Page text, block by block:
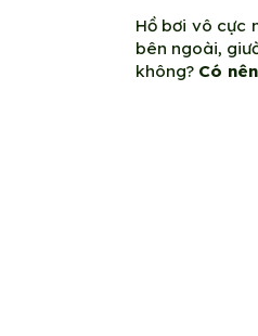
Hồ bơi vô cực
bên ngoài,
không? Có